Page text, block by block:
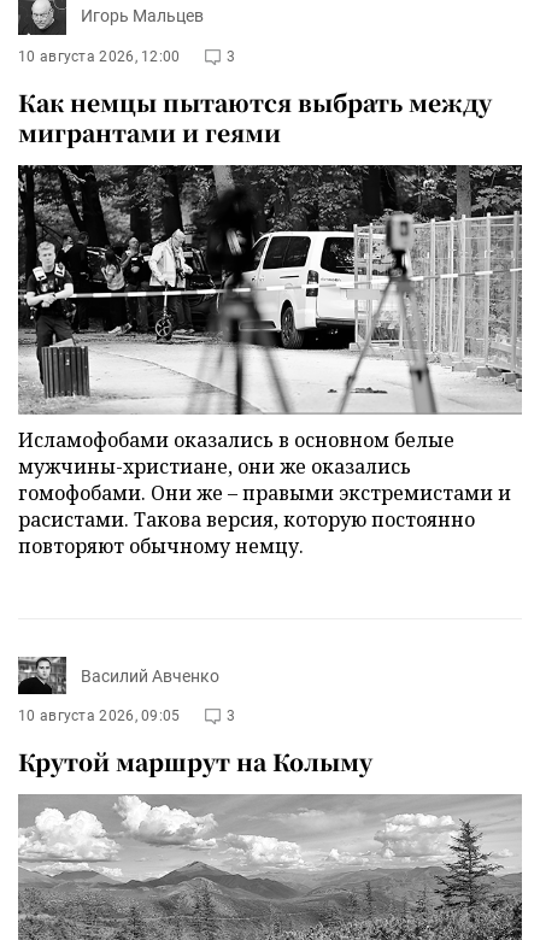
Игорь Мальцев
10 августа 2026, 12:00 3
Как немцы пытаются выбрать между
мигрантами и геями
Исламофобами оказались в основном белые
мужчины-христиане, они же оказались
гомофобами. Они же – правыми экстремистами и
расистами. Такова версия, которую постоянно
повторяют обычному немцу.
Василий Авченко
10 августа 2026, 09:05 3
Крутой маршрут на Колыму